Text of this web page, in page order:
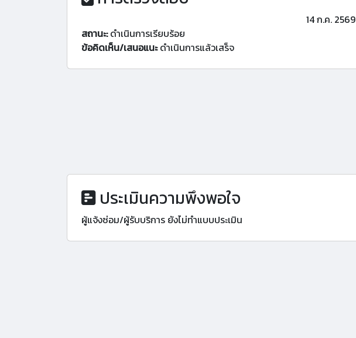
14 ก.ค. 2569
สถานะ:ดำเนินการเรียบร้อย
ข้อคิดเห็น/เสนอแนะดำเนินการแล้วเสร็จ
ประเมินความพึงพอใจ
ผู้แจ้งซ่อม/ผู้รับบริการ ยังไม่ทำแบบประเมิน